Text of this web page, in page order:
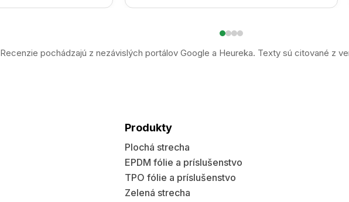
Recenzie pochádzajú z nezávislých portálov Google a Heureka. Texty sú citované z
Produkty
Plochá strecha
EPDM fólie a príslušenstvo
TPO fólie a príslušenstvo
Zelená strecha